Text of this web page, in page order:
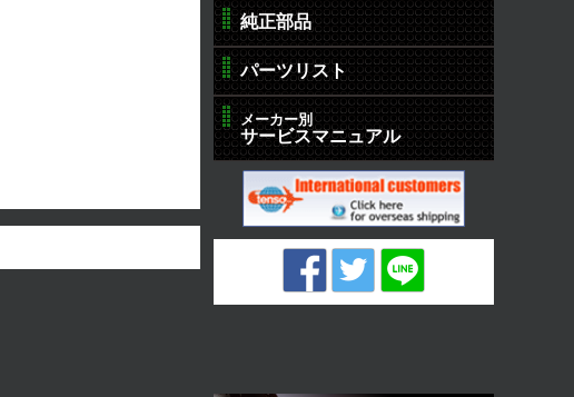
純正部品
パーツリスト
メーカー別
サービスマニュアル